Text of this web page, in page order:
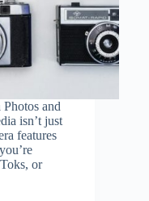
and
isn’t just
features
or